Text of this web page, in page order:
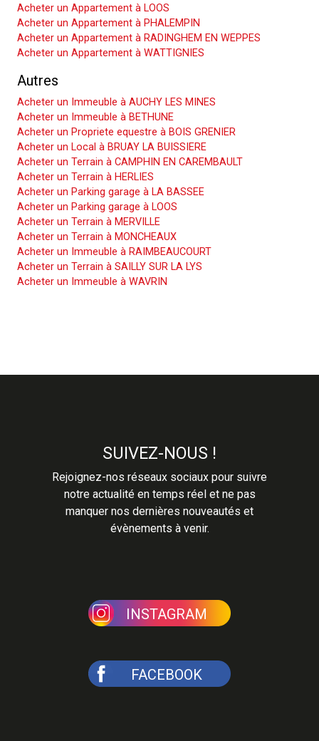
Acheter un Appartement à LOOS
Acheter un Appartement à PHALEMPIN
Acheter un Appartement à RADINGHEM EN WEPPES
Acheter un Appartement à WATTIGNIES
Autres
Acheter un Immeuble à AUCHY LES MINES
Acheter un Immeuble à BETHUNE
Acheter un Propriete equestre à BOIS GRENIER
Acheter un Local à BRUAY LA BUISSIERE
Acheter un Terrain à CAMPHIN EN CAREMBAULT
Acheter un Terrain à HERLIES
Acheter un Parking garage à LA BASSEE
Acheter un Parking garage à LOOS
Acheter un Terrain à MERVILLE
Acheter un Terrain à MONCHEAUX
Acheter un Immeuble à RAIMBEAUCOURT
Acheter un Terrain à SAILLY SUR LA LYS
Acheter un Immeuble à WAVRIN
SUIVEZ-NOUS !
Rejoignez-nos réseaux sociaux pour suivre
notre actualité en temps réel et ne pas
manquer nos dernières nouveautés et
évènements à venir.
INSTAGRAM
FACEBOOK